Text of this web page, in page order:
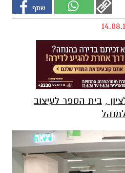
, בית הספר לעיצוב